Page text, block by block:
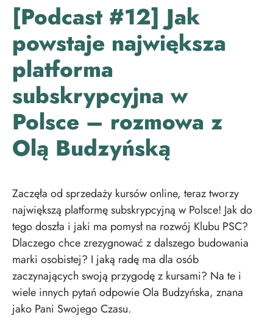
[Podcast #12] Jak
powstaje największa
platforma
subskrypcyjna w
Polsce – rozmowa z
Olą Budzyńską
Zaczęła od sprzedaży kursów online, teraz tworzy
największą platformę subskrypcyjną w Polsce! Jak do
tego doszła i jaki ma pomysł na rozwój Klubu PSC?
Dlaczego chce zrezygnować z dalszego budowania
marki osobistej? I jaką radę ma dla osób
zaczynających swoją przygodę z kursami? Na te i
wiele innych pytań odpowie Ola Budzyńska, znana
jako Pani Swojego Czasu.